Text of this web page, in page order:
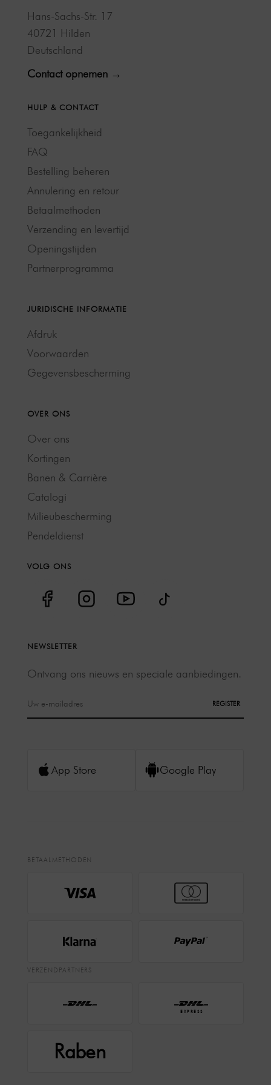
Hans-Sachs-Str. 17
40721 Hilden
Deutschland
Contact opnemen →
HULP & CONTACT
Toegankelijkheid
FAQ
Bestelling beheren
Annulering en retour
Betaalmethoden
Verzending en levertijd
Openingstijden
Partnerprogramma
JURIDISCHE INFORMATIE
Afdruk
Voorwaarden
Gegevensbescherming
OVER ONS
Over ons
Kortingen
Banen & Carrière
Catalogi
Milieubescherming
Pendeldienst
VOLG ONS
NEWSLETTER
Ontvang ons nieuws en speciale aanbiedingen.
REGISTER
App Store Google Play
BETAALMETHODEN
VERZENDPARTNERS
EXPRESS
Raben